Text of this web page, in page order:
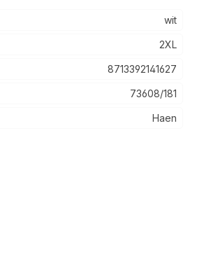
wit
2XL
8713392141627
73608/181
Haen